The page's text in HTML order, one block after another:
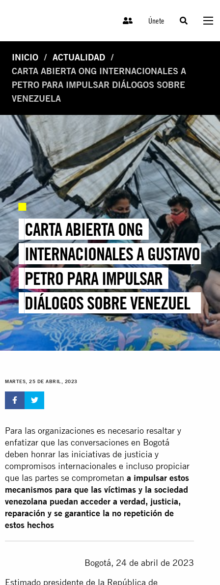
Únete
INICIO
ACTUALIDAD
CARTA ABIERTA ONG INTERNACIONALES A
PETRO PARA IMPULSAR DIÁLOGOS SOBRE
VENEZUELA
CARTA ABIERTA ONG
INTERNACIONALES A GUSTAVO
PETRO PARA IMPULSAR
DIÁLOGOS SOBRE VENEZUELA
DESDE CUMBRE DE BOGOTÁ
MARTES, 25 DE ABRIL, 2023
Para las organizaciones es necesario resaltar y
enfatizar que las conversaciones en Bogotá
deben honrar las iniciativas de justicia y
compromisos internacionales e incluso propiciar
que las partes se comprometan a impulsar estos
mecanismos para que las víctimas y la sociedad
venezolana puedan acceder a verdad, justicia,
reparación y se garantice la no repetición de
estos hechos
Bogotá, 24 de abril de 2023
Estimado presidente de la República de